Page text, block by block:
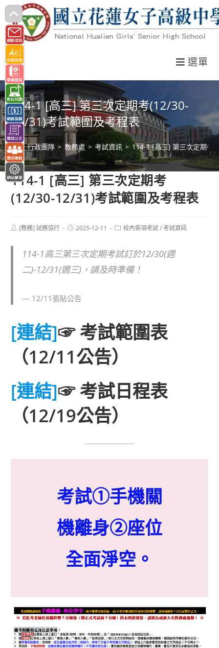
跳
轉
至
主
要
內
容
選單
114-1 [高三] 第三次定期考(12/30-
12/31)考試範圍及考程表
> 行政團隊 > 教務處 > 考試資訊 > 114-1 [高三] 第三次定期考
114-1 [高三] 第三次定期考
(12/30-12/31)考試範圍及考程表
Post[教務] 試務協行
Post2025-12-11
Post校內各項考試 / 考試資訊
114-1高三第三次定期考試訂於12/30(週
二)-12/31(週三)，請及時準備！
12/11張貼公告
[連結]☞考試範圍表
（12/11公告）
[連結]☞考試日程表
（12/19公告）
考試①手機關
機離身②座位
全面淨空。